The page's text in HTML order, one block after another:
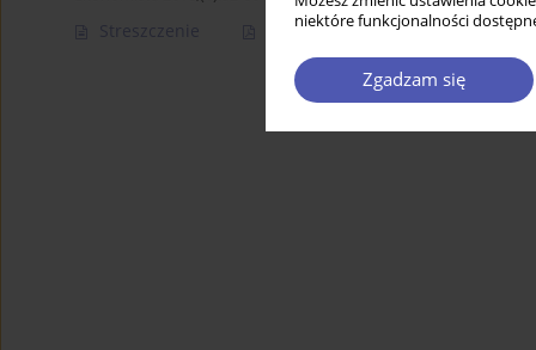
niektóre funkcjonalności
Zgadzam się
Streszczenie Artykuł(PDF)